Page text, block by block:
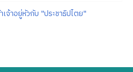
เจ้าอยู่หัวกับ "ประชาธิปไตย"